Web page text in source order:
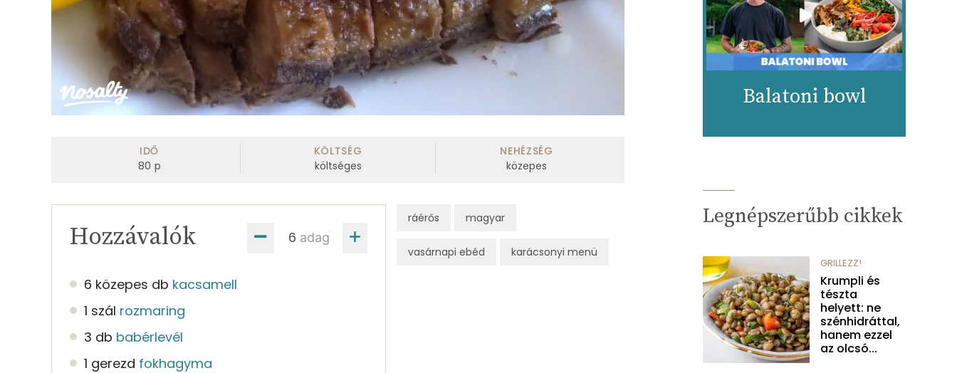
IDŐ
80 p
KÖLTSÉG
költséges
NEHÉZSÉG
közepes
adag
Hozzávalók
6 közepes db kacsamell
1 szál rozmaring
3 db babérlevél
1 gerezd fokhagyma
ráérős magyar
vasárnapi ebéd karácsonyi menü
Balatoni bowl
Legnépszerűbb cikkek
GRILLEZZ!
Krumpli és
tészta
helyett: ne
szénhidráttal,
hanem ezzel
az olcsó...